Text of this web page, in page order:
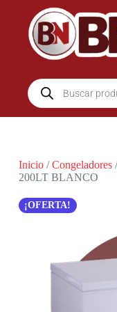
Inicio/Congeladores/
200LT BLANCO
¡OFERTA!